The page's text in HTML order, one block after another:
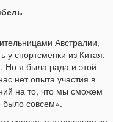
Австралии,
у спортсменки из Китая.
Но я была рада и этой
нет опыта участия в
на то, что мы сможем
было совсем».